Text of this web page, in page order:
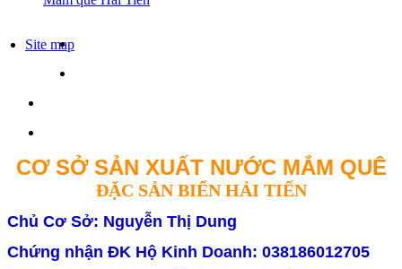
Site map
CƠ SỞ SẢN XUẤT NƯỚC MẮM QUÊ
ĐẶC SẢN BIỂN HẢI TIẾN
Chủ Cơ Sở: Nguyễn Thị Dung
Chứng nhận ĐK Hộ Kinh Doanh: 038186012705